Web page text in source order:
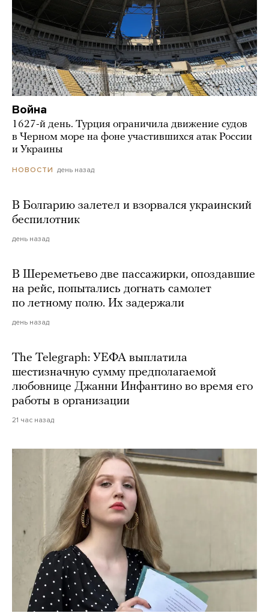
Война
1627-й день. Турция ограничила движение судов
в Черном море на фоне участившихся атак России
и Украины
НОВОСТИ день назад
В Болгарию залетел и взорвался украинский
беспилотник
день назад
В Шереметьево две пассажирки, опоздавшие
на рейс, попытались догнать самолет
по летному полю. Их задержали
день назад
The Telegraph: УЕФА выплатила
шестизначную сумму предполагаемой
любовнице Джанни Инфантино во время его
работы в организации
21 час назад